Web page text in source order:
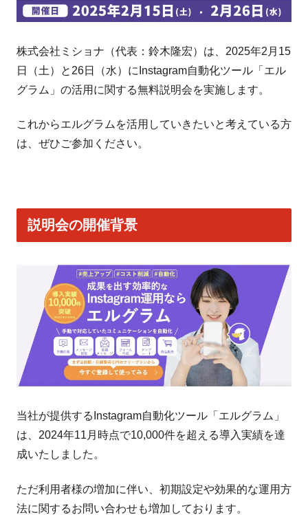
株式会社ミショナ（代表：鈴木隆宏）は、2025年2月15
日（土）と26日（水）にInstagram自動化ツール「エル
グラム」の活用に関する無料説明会を実施します。
これからエルグラムを活用していきたいと考えている方
は、ぜひご参加ください。
説明会の開催背景
当社が提供するInstagram自動化ツール「エルグラム」
は、2024年11月時点で10,000件を超える導入実績を達
成いたしました。
ただ利用者様の増加に伴い、初期設定や効果的な運用方
法に関するお問い合わせも増加しております。